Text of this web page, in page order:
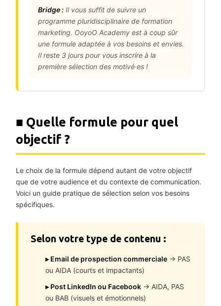
Bridge : Il vous suffit de suivre un
programme pluridisciplinaire de formation
marketing. OoyoO Academy est à coup sûr
une formule adaptée à vos besoins et envies.
Il reste 3 jours pour vous inscrire à la
première sélection des motivé·es !
■ Quelle formule pour quel
objectif ?
Le choix de la formule dépend autant de votre objectif
que de votre audience et du contexte de communication.
Voici un guide pratique de sélection selon vos besoins
spécifiques.
Selon votre type de contenu :
▸ Email de prospection commerciale → PAS
ou AIDA (courts et impactants)
▸ Post LinkedIn ou Facebook → AIDA, PAS
ou BAB (visuels et émotionnels)